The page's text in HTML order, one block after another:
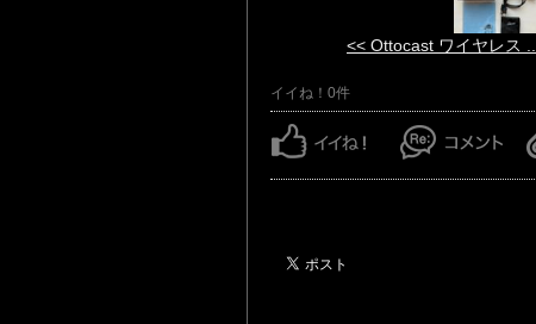
<< Ottocast ワイヤレス ...
イイね！0件